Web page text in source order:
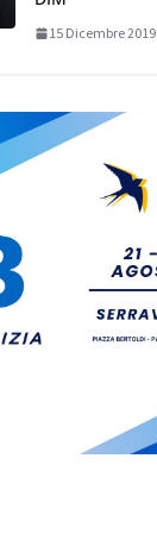
15 Dicembre 2019